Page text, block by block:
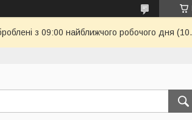
з 09:00 найближчого робочого дня